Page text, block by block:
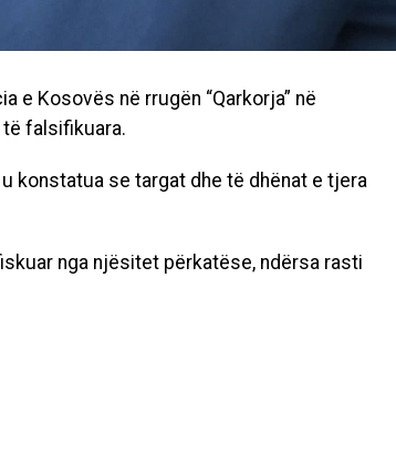
e Kosovës në rrugën “Qarkorja” në
falsifikuara.
konstatua se targat dhe të dhënat e tjera
nga njësitet përkatëse, ndërsa rasti